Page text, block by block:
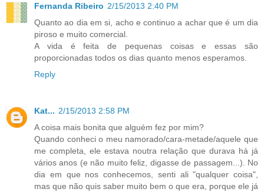
Fernanda Ribeiro 2/15/2013 2:40 PM
Quanto ao dia em si, acho e continuo a achar que é um dia
piroso e muito comercial.
A vida é feita de pequenas coisas e essas são
proporcionadas todos os dias quanto menos esperamos.
Reply
Kat... 2/15/2013 2:58 PM
A coisa mais bonita que alguém fez por mim?
Quando conheci o meu namorado/cara-metade/aquele que
me completa, ele estava noutra relação que durava há já
vários anos (e não muito feliz, digasse de passagem...). No
dia em que nos conhecemos, senti ali "qualquer coisa",
mas que não quis saber muito bem o que era, porque ele já